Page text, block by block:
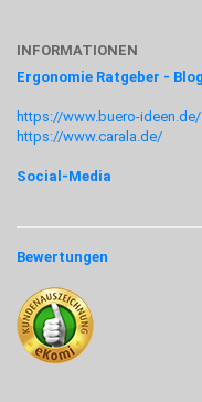
INFORMATIONEN
Ergonomie Ratgeber - Blog
https://www.buero-ideen.de/
https://www.carala.de/
Social-Media
Bewertungen